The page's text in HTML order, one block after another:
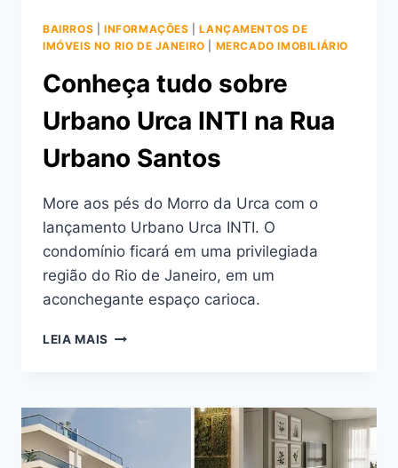
BAIRROS INFORMAÇÕES |LANÇAMENTOS DE
IMÓVEIS NO RIO DE JANEIRO
MERCADO IMOBILIÁRIO
Conheça tudo sobre
Urbano Urca INTI na Rua
Urbano Santos
More aos pés do Morro da Urca com o
lançamento Urbano Urca INTI. O
condomínio ficará em uma privilegiada
região do Rio de Janeiro, em um
aconchegante espaço carioca.
LEIA MAIS CONHEÇA
URCA
NA